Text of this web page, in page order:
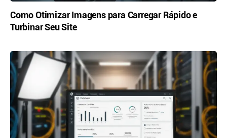
Como Otimizar Imagens para Carregar Rápido e
Turbinar Seu Site